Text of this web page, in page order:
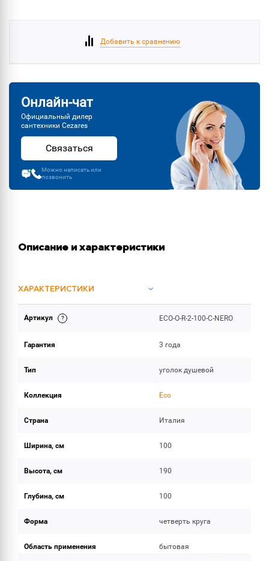
Добавить к сравнению
Онлайн-чат
Официальный дилер
сантехники Cezares
Связаться
Можно написать или
позвонить
Описание и характеристики
ХАРАКТЕРИСТИКИ
ОБЪЕМ ПОСТАВКИ
Артикул ECO-O-R-2-100-C-NERO
Гарантия 3 года
Тип уголок душевой
Коллекция Eco
Страна Италия
Ширина, см 100
Высота, см 190
Глубина, см 100
Форма четверть круга
Область применения бытовая